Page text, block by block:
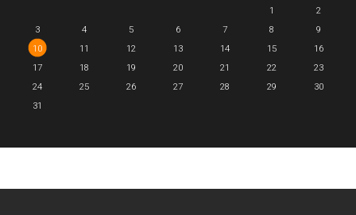
1
2
3
4 5 6 7 8
9
10
11 12 13 14 15
16
17
18 19 20 21 22
23
24
25 26 27 28 29
30
31